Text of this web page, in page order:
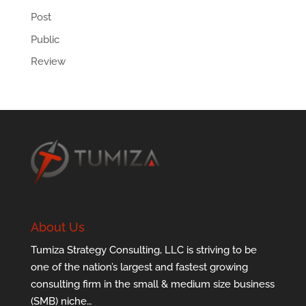
Post
Public
Review
About Us
Tumiza Strategy Consulting, LLC is striving to be
one of the nation’s largest and fastest growing
consulting firm in the small & medium size business
(SMB) niche…